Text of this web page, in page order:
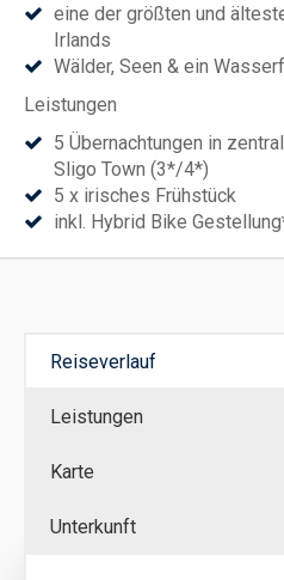
eine der größten und
Irlands
Wälder, Seen & ein
Leistungen
5 Übernachtungen in
Sligo Town (3*/4*)
5 x irisches Frühstück
inkl. Hybrid Bike
GPX-Tracks (falls Sie ein
Willkommens-Briefing
Sicherungsschein
* Hochwertige, bestens
Thompson-Fahrradfabrik in
Reiseverlauf
Leistungen
Karte
Unterkunft